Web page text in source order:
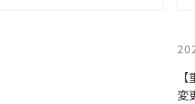
変